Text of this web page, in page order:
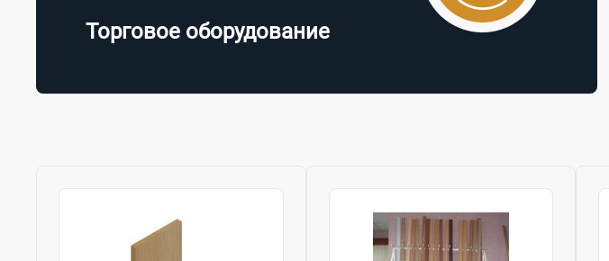
Торговое оборудование